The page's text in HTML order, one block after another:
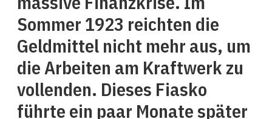
Sommer 1923 reichten die
Geldmittel nicht mehr aus, um
die Arbeiten am Kraftwerk zu
vollenden. Dieses Fiasko
führte ein paar Monate später